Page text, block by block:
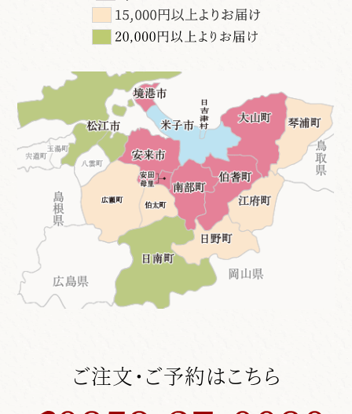
ご注文・ご予約はこちら